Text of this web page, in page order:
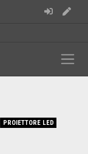
PROIETTORE LED